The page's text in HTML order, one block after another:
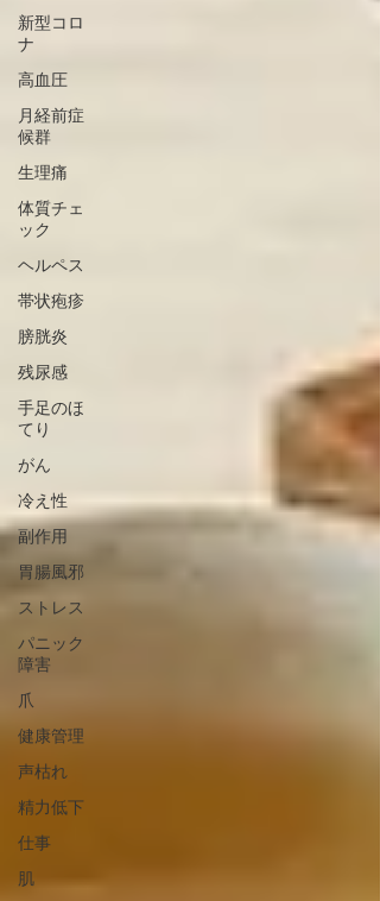
新型コロ
ナ
高血圧
月経前症
候群
生理痛
体質チェ
ック
ヘルペス
帯状疱疹
膀胱炎
残尿感
手足のほ
てり
がん
冷え性
副作用
胃腸風邪
ストレス
パニック
障害
爪
健康管理
声枯れ
精力低下
仕事
肌